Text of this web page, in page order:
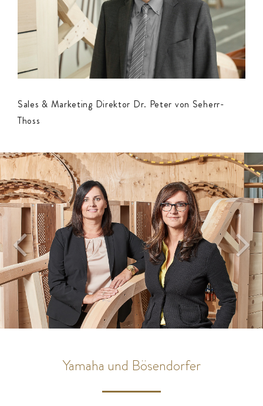
Sales & Marketing Direktor Dr. Peter von Seherr-
Thoss
Yamaha und Bösendorfer